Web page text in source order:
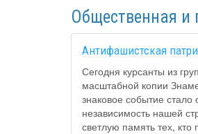
Общественная и
Антифашистская
Сегодня курсанты из
масштабной копии
знаковое событие
независимость нашей
светлую память тех,